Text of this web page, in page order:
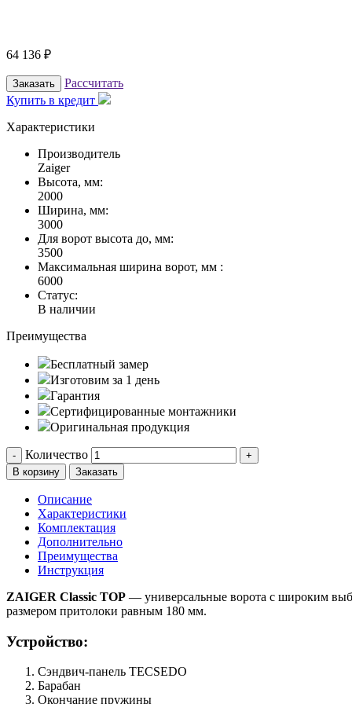
64 136 ₽
Заказать
Рассчитать
Купить в кредит
Характеристики
Производитель
Zaiger
Высота, мм:
2000
Ширина, мм:
3000
Для ворот высота до, мм:
3500
Максимальная ширина ворот, мм :
6000
Статус:
В наличии
Преимущества
Бесплатный замер
Изготовим за 1 день
Гарантия
Сертифицированные монтажники
Оригинальная продукция
- Количество
+
В корзину
Заказать
Описание
Характеристики
Комплектация
Дополнительно
Преимущества
Инструкция
ZAIGER Classic TOP — универсальные ворота с широким
размером притолоки равным 180 мм.
Устройство:
Сэндвич-панель TECSEDO
Барабан
Окончание пружины